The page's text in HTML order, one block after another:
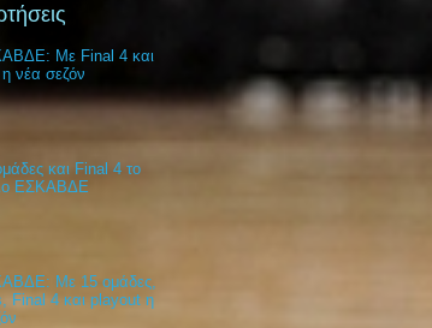
Με Final 4 και
νέα σεζόν
και Final 4 το
ΕΣΚΑΒΔΕ
Με 15 ομάδες,
Final 4 και playout η